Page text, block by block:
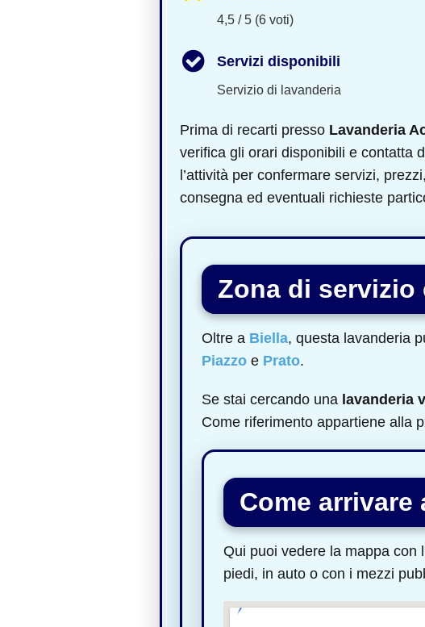
4,5 / 5 (6 voti)
Servizi disponibili
Servizio di lavanderia
Prima di recarti presso Lavanderia
verifica gli orari disponibili e contatta
l’attività per confermare servizi,
consegna ed eventuali richieste
Zona di
Oltre a Biella, questa lavanderia
Piazzo e Prato.
Se stai cercando una lavanderia
Come riferimento appartiene alla
Come arrivare
Qui puoi vedere la mappa con
piedi, in auto o con i mezzi